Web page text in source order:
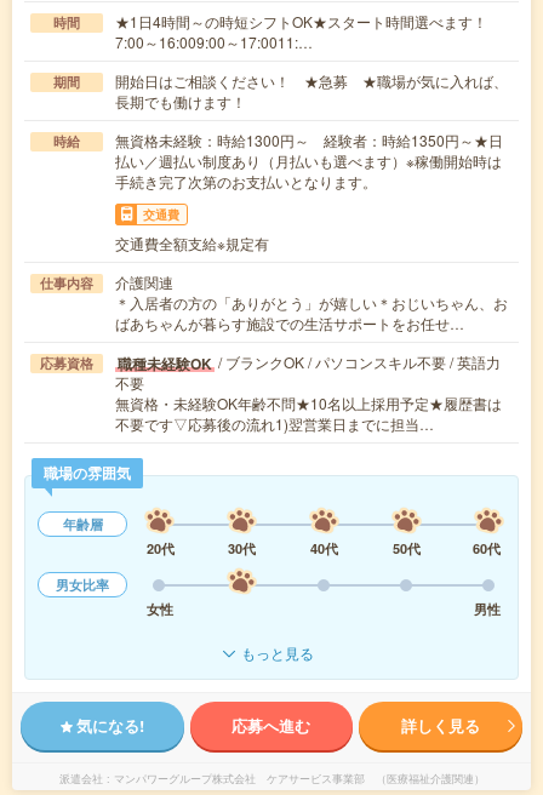
時間
★1日4時間～の時短シフトOK★スタート時間選べます！
7:00～16:009:00～17:0011:…
期間
開始日はご相談ください！ ★急募 ★職場が気に入れば、
長期でも働けます！
時給
無資格未経験：時給1300円～ 経験者：時給1350円～★日
払い／週払い制度あり（月払いも選べます）※稼働開始時は
手続き完了次第のお支払いとなります。
交通費
交通費全額支給※規定有
仕事内容
介護関連
＊入居者の方の「ありがとう」が嬉しい＊おじいちゃん、お
ばあちゃんが暮らす施設での生活サポートをお任せ…
応募資格 職種未経験OK / ブランクOK / パソコンスキル不要 / 英語力
不要
無資格・未経験OK年齢不問★10名以上採用予定★履歴書は
不要です▽応募後の流れ1)翌営業日までに担当…
職場の雰囲気
年齢層
20代
30代 40代 50代
60代
男女比率
女性
男性
もっと見る
気になる! 応募へ進む 詳しく見る
派遣会社 マンパワーグループ株式会社 ケアサービス事業部 （医療福祉介護関連）